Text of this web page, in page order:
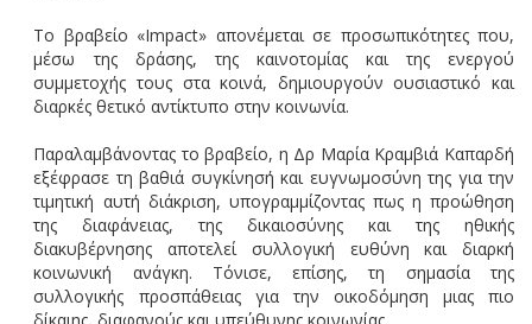
Το βραβείο «Impact» απονέμεται σε προσωπικότητες που,
μέσω της δράσης, της καινοτομίας και της ενεργού
συμμετοχής τους στα κοινά, δημιουργούν ουσιαστικό και
διαρκές θετικό αντίκτυπο στην κοινωνία.
Παραλαμβάνοντας το βραβείο, η Δρ Μαρία Κραμβιά Καπαρδή
εξέφρασε τη βαθιά συγκίνησή και ευγνωμοσύνη της για την
τιμητική αυτή διάκριση, υπογραμμίζοντας πως η προώθηση
της διαφάνειας, της δικαιοσύνης και της ηθικής
διακυβέρνησης αποτελεί συλλογική ευθύνη και διαρκή
κοινωνική ανάγκη. Τόνισε, επίσης, τη σημασία της
συλλογικής προσπάθειας για την οικοδόμηση μιας πιο